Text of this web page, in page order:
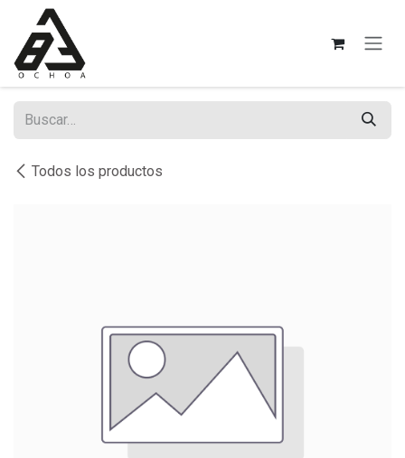
Ir al contenido
Todos los productos